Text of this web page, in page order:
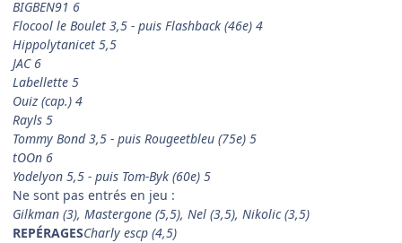
BIGBEN91 6
Flocool le Boulet 3,5 - puis Flashback (46e) 4
Hippolytanicet 5,5
JAC 6
Labellette 5
Ouiz (cap.) 4
Rayls 5
Tommy Bond 3,5 - puis Rougeetbleu (75e) 5
tOOn 6
Yodelyon 5,5 - puis Tom-Byk (60e) 5
Ne sont pas entrés en jeu :
Gilkman (3), Mastergone (5,5), Nel (3,5), Nikolic (3,5)
REPÉRAGESCharly escp (4,5)